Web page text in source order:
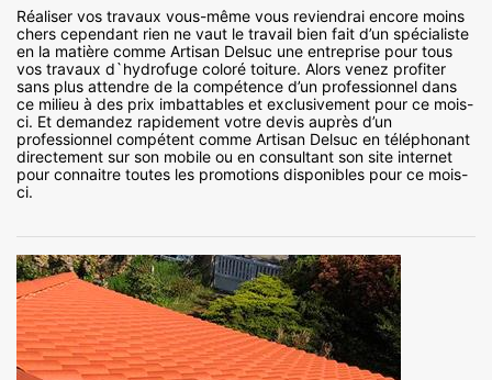
Réaliser vos travaux vous-même vous reviendrai encore moins
chers cependant rien ne vaut le travail bien fait d’un spécialiste
en la matière comme Artisan Delsuc une entreprise pour tous
vos travaux d`hydrofuge coloré toiture. Alors venez profiter
sans plus attendre de la compétence d’un professionnel dans
ce milieu à des prix imbattables et exclusivement pour ce mois-
ci. Et demandez rapidement votre devis auprès d’un
professionnel compétent comme Artisan Delsuc en téléphonant
directement sur son mobile ou en consultant son site internet
pour connaitre toutes les promotions disponibles pour ce mois-
ci.